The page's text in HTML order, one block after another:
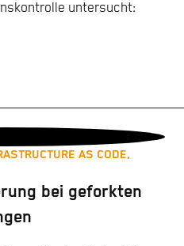
untersucht:
AS CODE,
bei geforkten